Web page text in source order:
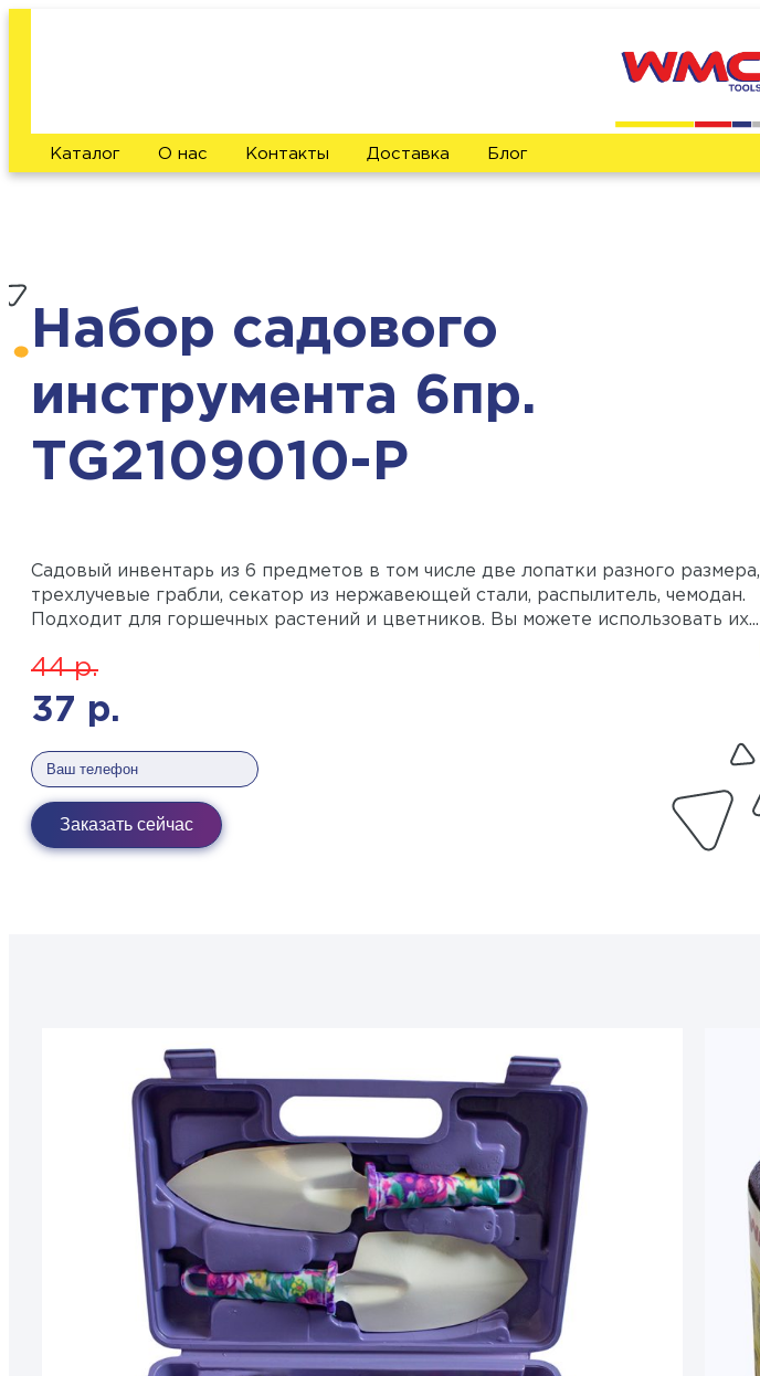
Каталог О нас Контакты Доставка Блог
Набор садового
инструмента 6пр.
TG2109010-P
Садовый инвентарь из 6 предметов в том числе две лопатки разного размера,
трехлучевые грабли, секатор из нержавеющей стали, распылитель, чемодан.
Подходит для горшечных растений и цветников. Вы можете использовать их...
44р.
37 р.
Заказать сейчас